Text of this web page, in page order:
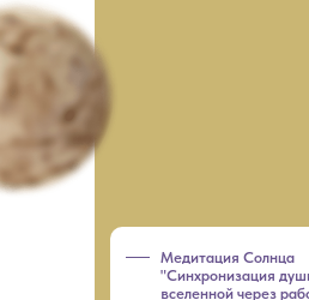
Медитация Солнца
"Синхронизация
вселенной через